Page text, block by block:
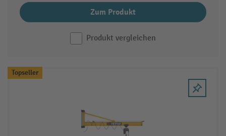
Zum Produkt
Produkt vergleichen
Topseller